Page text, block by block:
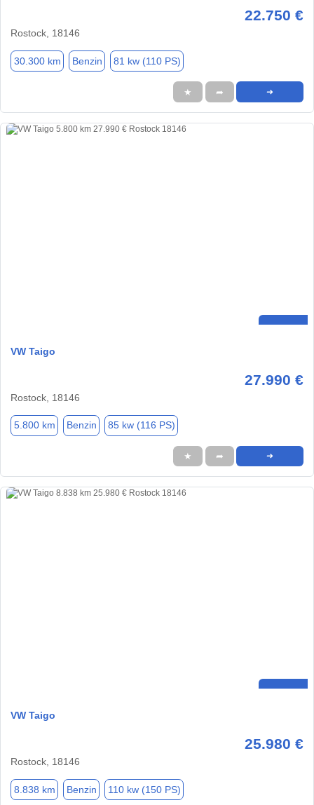
22.750 €
Rostock, 18146
30.300 km Benzin 81 kw (110 PS)
★ ➦ ➜
VW Taigo
27.990 €
Rostock, 18146
5.800 km Benzin 85 kw (116 PS)
★ ➦ ➜
VW Taigo
25.980 €
Rostock, 18146
8.838 km Benzin 110 kw (150 PS)